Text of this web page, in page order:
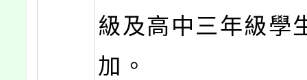
級及高中三年級學
加。